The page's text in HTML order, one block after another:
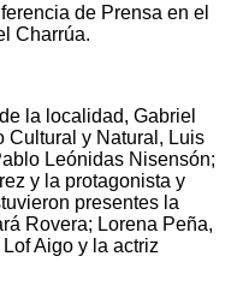
de Prensa en el
Charrúa.
la localidad, Gabriel
Cultural y Natural, Luis
Leónidas Nisensón;
y la protagonista y
presentes la
Rovera; Lorena Peña,
Aigo y la actriz